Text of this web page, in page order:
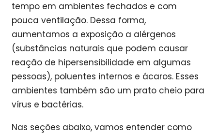
tempo em ambientes fechados e com
pouca ventilação. Dessa forma,
aumentamos a exposição a alérgenos
(substâncias naturais que podem causar
reação de hipersensibilidade em algumas
pessoas), poluentes internos e ácaros. Esses
ambientes também são um prato cheio para
vírus e bactérias.
Nas seções abaixo, vamos entender como